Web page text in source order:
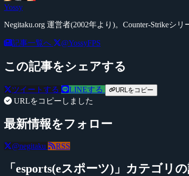
Yossy
Negitaku.org 運営者(2002年より)。Counter-Strikeシ
記事一覧へ @YossyFPS
この記事をシェアする
ツイートする LINEする URLをコピー
URLをコピーしました
最新情報をフォロー
@negitaku RSS
「esports(eスポーツ)」カテゴリ